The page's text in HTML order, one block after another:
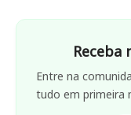
Receba
Entre na
tudo em primeira